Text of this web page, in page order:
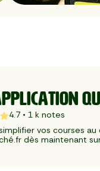
4.7 •1 k notes
vos courses
dès maintenant